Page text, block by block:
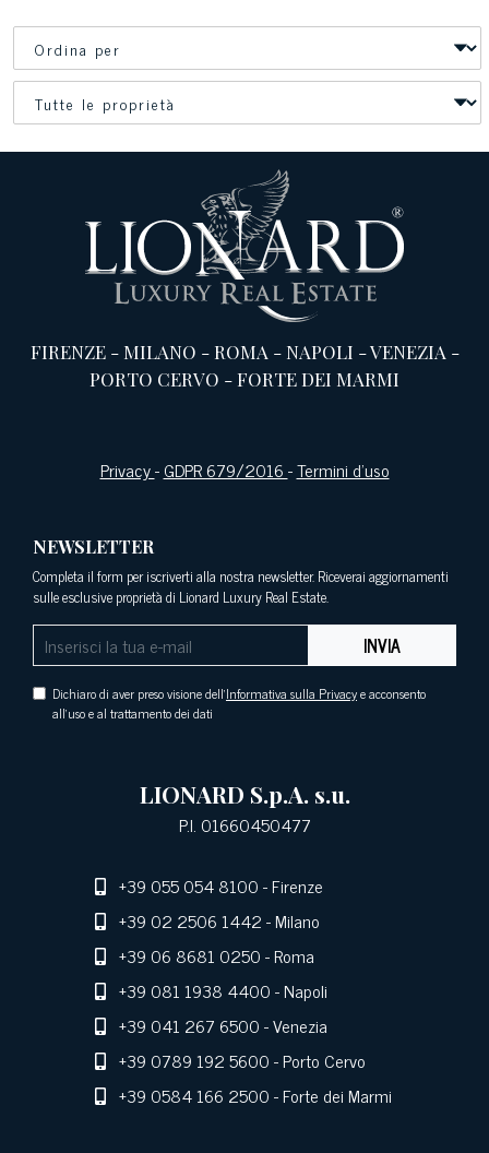
FIRENZE-MILANO -ROMA -NAPOLI -VENEZIA -
PORTO CERVO -FORTE DEI MARMI
Privacy-GDPR 679/2016-Termini d’uso
NEWSLETTER
Completa il form per iscriverti alla nostra newsletter. Riceverai aggiornamenti
sulle esclusive proprietà di Lionard Luxury Real Estate.
INVIA
Dichiaro di aver preso visione dell'Informativa sulla Privacye acconsento
all'uso e al trattamento dei dati
LIONARD S.p.A. s.u.
P.I. 01660450477
+39 055 054 8100- Firenze
+39 02 2506 1442- Milano
+39 06 8681 0250- Roma
+39 081 1938 4400- Napoli
+39 041 267 6500- Venezia
+39 0789 192 5600- Porto Cervo
+39 0584 166 2500- Forte dei Marmi